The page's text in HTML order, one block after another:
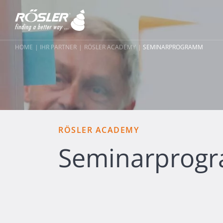
HOME IHR PARTNER RÖSLER ACADEMY SEMINARPROGRAMM
RÖSLER ACADEMY